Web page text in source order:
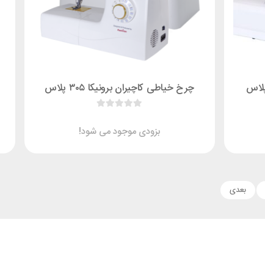
چرخ خیاطی کاچیران برونیکا ۳۰۵ پلاس
بزودی موجود می شود!